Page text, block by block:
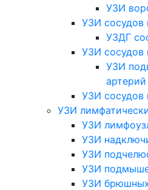
УЗИ
УЗИ сосудов
УЗДГ
УЗИ сосудов
УЗИ
артерий
УЗИ сосудов
УЗИ
УЗИ
УЗИ
УЗИ
УЗИ
УЗИ